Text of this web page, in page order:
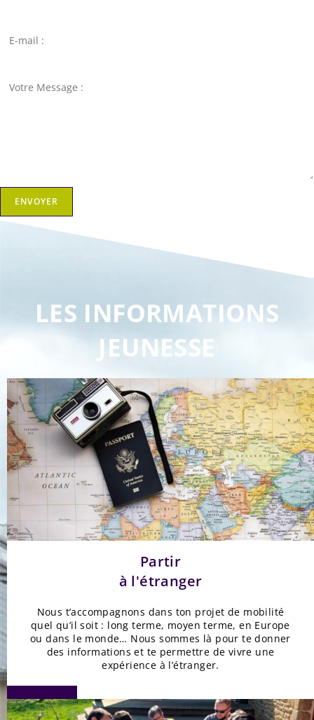
ENVOYER
LES INFORMATIONS
JEUNESSE
Partir
à l'étranger
Nous t’accompagnons dans ton projet de mobilité
quel qu’il soit : long terme, moyen terme, en Europe
ou dans le monde… Nous sommes là pour te donner
des informations et te permettre de vivre une
expérience à l’étranger.